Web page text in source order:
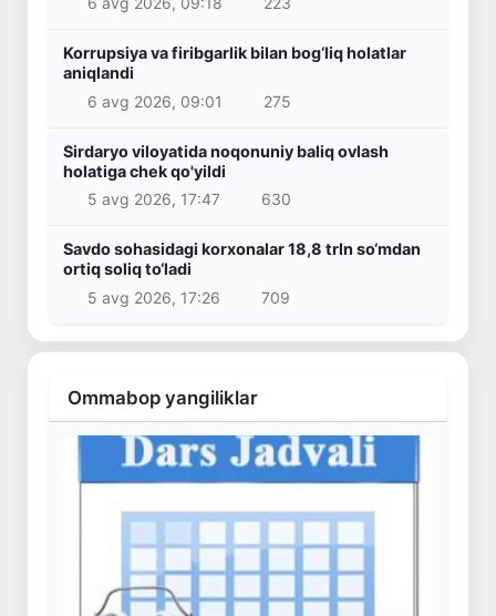
Korrupsiya va firibgarlik bilan bog‘liq holatlar
aniqlandi
6 avg 2026, 09:01
275
Sirdaryo viloyatida noqonuniy baliq ovlash
holatiga chek qo'yildi
5 avg 2026, 17:47
630
Savdo sohasidagi korxonalar 18,8 trln so‘mdan
ortiq soliq to‘ladi
5 avg 2026, 17:26
709
Ommabop yangiliklar